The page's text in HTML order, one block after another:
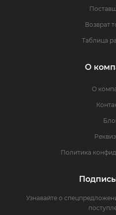
Возврат
Таблица
О
О
Политика
Узнавайте о